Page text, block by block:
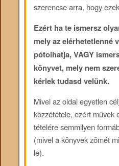
szerencse arra, hogy
Ezért ha te ismersz
mely az elérhetetlenné
pótolhatja, VAGY
könyvet, mely nem
kérlek tudasd velünk.
Mivel az oldal egyetlen
közzététele, ezért művek
tételére semmilyen
(mivel a könyvek zömét
le).